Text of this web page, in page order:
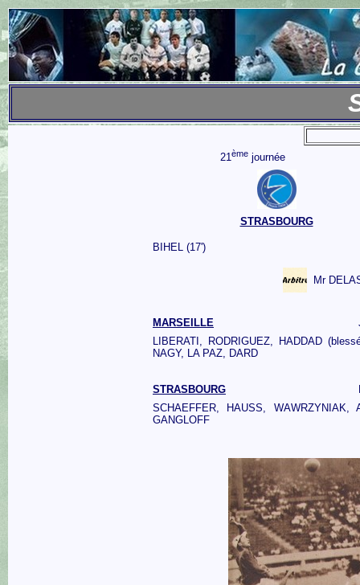
21èmejournée
STRASBOURG
BIHEL (17')
Mr
MARSEILLE
LIBERATI, RODRIGUEZ, HADDAD
NAGY, LA PAZ, DARD
STRASBOURG
SCHAEFFER, HAUSS, WAWRZYNIAK,
GANGLOFF